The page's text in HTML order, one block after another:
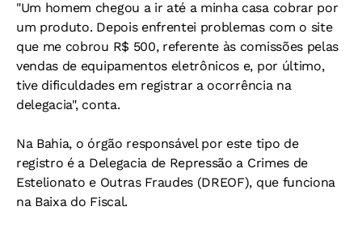
"Um homem chegou a ir até a minha casa cobrar por
um produto. Depois enfrentei problemas com o site
que me cobrou R$ 500, referente às comissões pelas
vendas de equipamentos eletrônicos e, por último,
tive dificuldades em registrar a ocorrência na
delegacia", conta.
Na Bahia, o órgão responsável por este tipo de
registro é a Delegacia de Repressão a Crimes de
Estelionato e Outras Fraudes (DREOF), que funciona
na Baixa do Fiscal.